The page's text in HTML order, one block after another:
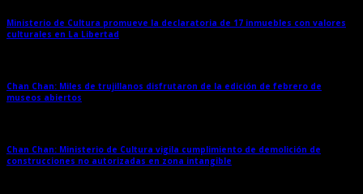
Ministerio de Cultura promueve la declaratoria de 17 inmuebles con valores
culturales en La Libertad
Chan Chan: Miles de trujillanos disfrutaron de la edición de febrero de
museos abiertos
Chan Chan: Ministerio de Cultura vigila cumplimiento de demolición de
construcciones no autorizadas en zona intangible